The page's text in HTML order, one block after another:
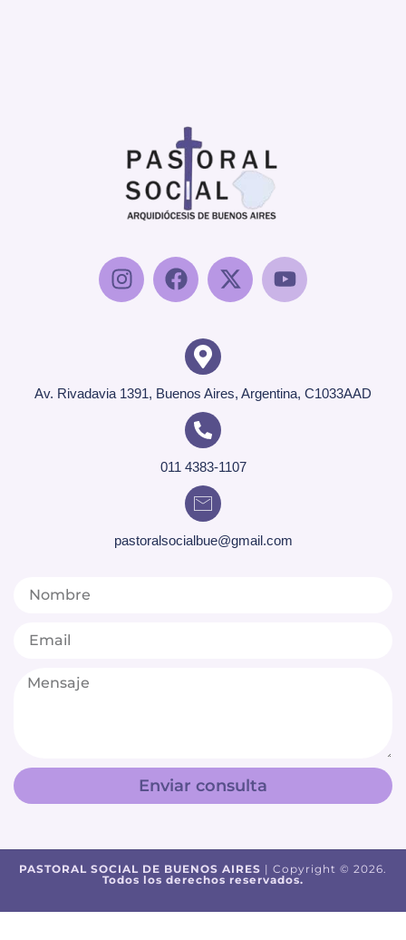
Av. Rivadavia 1391, Buenos Aires, Argentina, C1033AAD
011 4383-1107
pastoralsocialbue@gmail.com
Enviar consulta
PASTORAL SOCIAL DE BUENOS AIRES | Copyright © 2026.
Todos los derechos reservados.